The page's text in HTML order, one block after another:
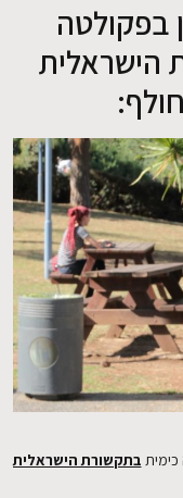
בפקולטה
הישראלית
בתקשורת הישראלית